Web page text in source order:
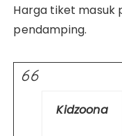
Harga tiket masuk
pendamping.
Kidzoona